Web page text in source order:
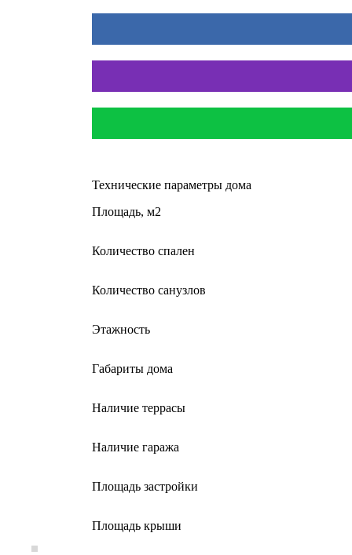
Технические параметры дома
Площадь, м2
Количество спален
Количество санузлов
Этажность
Габариты дома
Наличие террасы
Наличие гаража
Площадь застройки
Площадь крыши